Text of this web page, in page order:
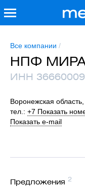
Все компании /
НПФ
ИНН
Воронежская
тел.: +7 Показать
Показать e-mail
Предложения 2